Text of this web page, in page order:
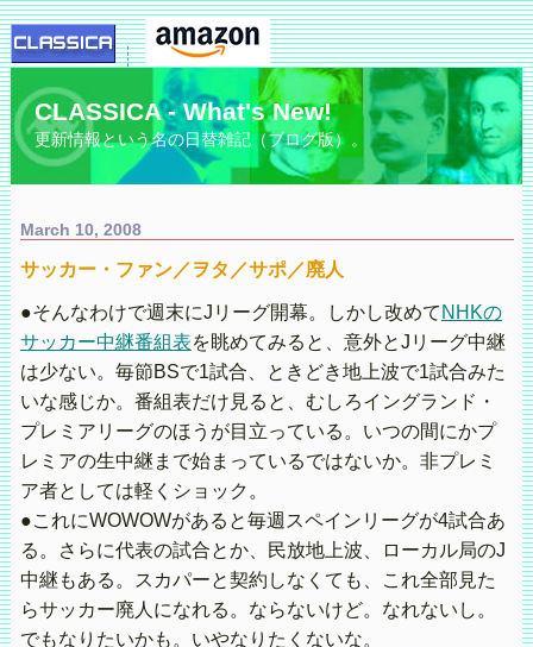
CLASSICA - What's New!
更新情報という名の日替雑記（ブログ版）。
March 10, 2008
サッカー・ファン／ヲタ／サポ／廃人
●そんなわけで週末にJリーグ開幕。しかし改めて NHKの
サッカー中継番組表を眺めてみると、意外とJリーグ中継
は少ない。毎節BSで1試合、ときどき地上波で1試合みた
いな感じか。番組表だけ見ると、むしろイングランド・
プレミアリーグのほうが目立っている。いつの間にかプ
レミアの生中継まで始まっているではないか。非プレミ
ア者としては軽くショック。
●これにWOWOWがあると毎週スペインリーグが4試合あ
る。さらに代表の試合とか、民放地上波、ローカル局のJ
中継もある。スカパーと契約しなくても、これ全部見た
らサッカー廃人になれる。ならないけど。なれないし。
でもなりたいかも。いやなりたくないな。